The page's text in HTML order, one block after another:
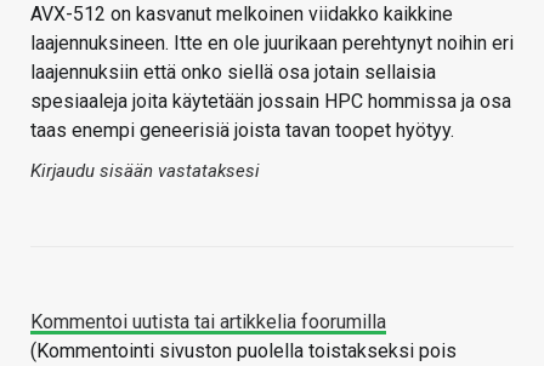
AVX-512 on kasvanut melkoinen viidakko kaikkine
laajennuksineen. Itte en ole juurikaan perehtynyt noihin eri
laajennuksiin että onko siellä osa jotain sellaisia
spesiaaleja joita käytetään jossain HPC hommissa ja osa
taas enempi geneerisiä joista tavan toopet hyötyy.
Kirjaudu sisään vastataksesi
Kommentoi uutista tai artikkelia foorumilla
(Kommentointi sivuston puolella toistakseksi pois